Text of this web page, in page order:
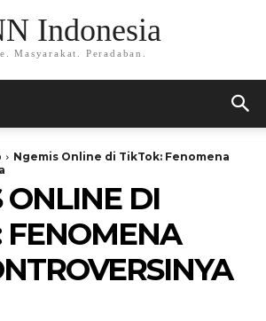
Indonesia
Masyarakat. Peradaban.
Ngemis Online di TikTok: Fenomena
ONLINE DI
FENOMENA